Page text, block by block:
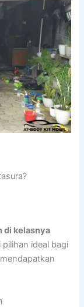
di kelasnya
ideal bagi